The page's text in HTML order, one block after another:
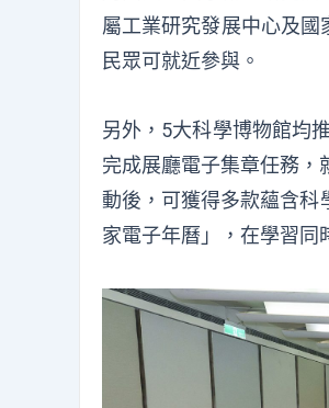
屬工業研究發展中心及
民眾可就近參與。
另外， 5大科學博物館均
完成展廳電子集章任務，
動後，可獲得多款蘊含科
家電子年曆」，在學習同